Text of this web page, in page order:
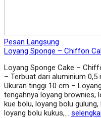
Pesan Langsung
Loyang Sponge – Chiffon
Loyang Sponge Cake –
– Terbuat dari aluminium
Ukuran tinggi 10 cm –
tengahnya loyang brownies,
kue bolu, loyang bolu
loyang bolu kukus,…